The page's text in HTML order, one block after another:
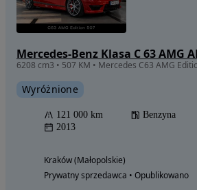
Wyróżnione
121 000 km Benzyna
2013
Kraków (Małopolskie)
Prywatny sprzedawca • Opublikowano